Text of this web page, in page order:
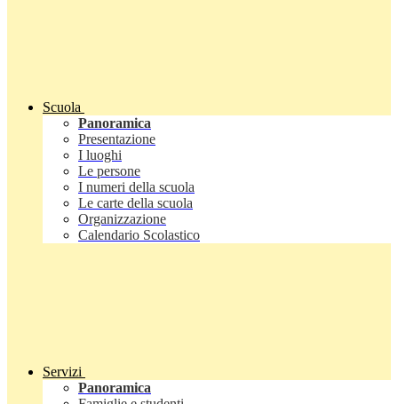
Scuola
Panoramica
Presentazione
I luoghi
Le persone
I numeri della scuola
Le carte della scuola
Organizzazione
Calendario Scolastico
Servizi
Panoramica